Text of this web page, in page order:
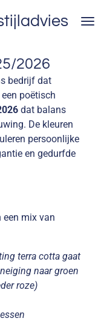
2026
bedrijf dat
poëtisch
dat balans
De kleuren
persoonlijke
en gedurfde
een mix van
terra cotta gaat
naar groen
roze)